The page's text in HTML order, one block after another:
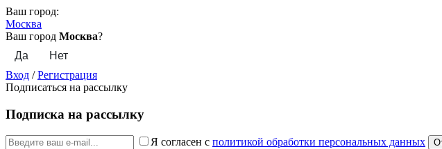
Ваш город:
Москва
Ваш город Москва?
Вход /Регистрация
Подписаться на рассылку
Подписка на рассылку
Я согласен с политикой обработки персональных данных